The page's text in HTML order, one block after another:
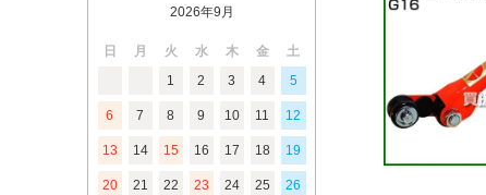
2026年9月
日 月 火 水 木 金
土
1
2 3 4 5
6 7 8 9 10 11 12
13 14 15 16 17 18 19
20 21 22 23 24 25 26